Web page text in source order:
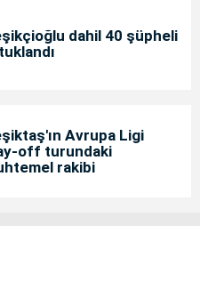
dahil 40 şüpheli
Avrupa Ligi
off turundaki
rakibi